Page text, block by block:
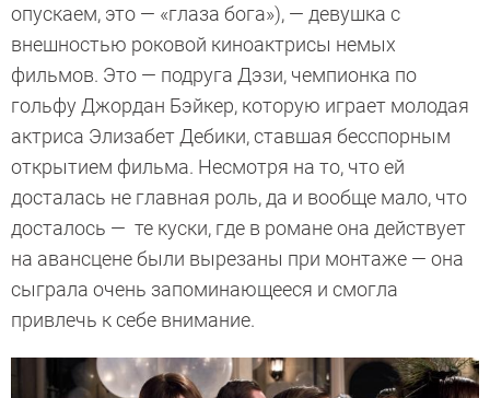
опускаем, это — «глаза бога»), — девушка с
внешностью роковой киноактрисы немых
фильмов. Это — подруга Дэзи, чемпионка по
гольфу Джордан Бэйкер, которую играет молодая
актриса Элизабет Дебики, ставшая бесспорным
открытием фильма. Несмотря на то, что ей
досталась не главная роль, да и вообще мало, что
досталось — те куски, где в романе она действует
на авансцене были вырезаны при монтаже — она
сыграла очень запоминающееся и смогла
привлечь к себе внимание.